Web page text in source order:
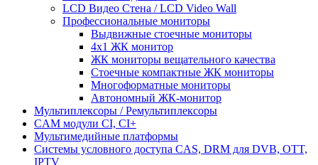
LCD Видео Cтена / LCD Video Wall
Профессиональные мониторы
Выдвижные стоечные мониторы
4x1 ЖК монитор
ЖК мониторы вещательного качества
Стоечные компактные ЖК мониторы
Многоформатные мониторы
Автономный ЖК-монитор
Мультиплексоры / Ремультиплексоры
CAM модули CI, CI+
Мультимедийные платформы
Системы условного доступа CAS, DRM для DVB, OTT,
IPTV